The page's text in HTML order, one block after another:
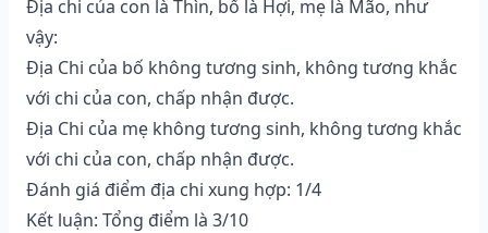
Địa chi của con là Thìn, bố là Hợi, mẹ là Mão, như
vậy:
Địa Chi của bố không tương sinh, không tương khắc
với chi của con, chấp nhận được.
Địa Chi của mẹ không tương sinh, không tương khắc
với chi của con, chấp nhận được.
Đánh giá điểm địa chi xung hợp: 1/4
Kết luận: Tổng điểm là 3/10